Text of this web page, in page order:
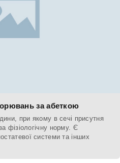
за абеткою
при якому в сечі присутня
фізіологічну норму. Є
системи та інших